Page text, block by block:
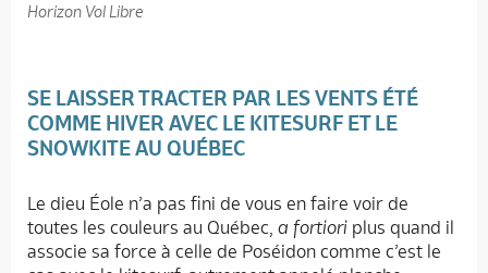
Horizon Vol Libre
SE LAISSER TRACTER PAR LES VENTS ÉTÉ
COMME HIVER AVEC LE KITESURF ET LE
SNOWKITE AU QUÉBEC
Le dieu Éole n’a pas fini de vous en faire voir de
toutes les couleurs au Québec, a fortiori plus quand il
associe sa force à celle de Poséidon comme c’est le